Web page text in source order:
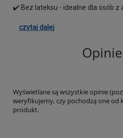
✔️ Bez lateksu - idealne dla osób z
czytaj dalej
Wyświetlane są wszystkie opinie
weryfikujemy, czy pochodzą one
produkt.